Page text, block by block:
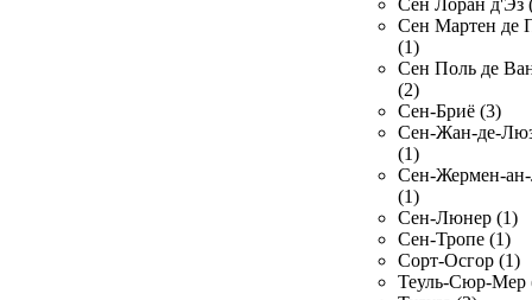
Сен Лоран д'Эз
Сен Мартен де
(1)
Сен Поль де
(2)
Сен-Бриё (3)
Сен-Жан-де-
(1)
Сен-Жермен-
(1)
Сен-Люнер (1)
Сен-Тропе (1)
Сорт-Осгор (1)
Теуль-Сюр-Мер